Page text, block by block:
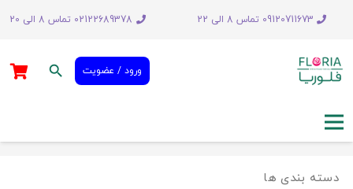
09120711673 تماس 8 الی 22 02122689378 تماس 8 الی 20
ورود / عضویت search
دسته بندی ها